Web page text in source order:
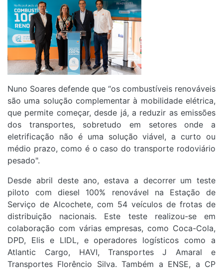
Nuno Soares defende que “os combustíveis renováveis
são uma solução complementar à mobilidade elétrica,
que permite começar, desde já, a reduzir as emissões
dos transportes, sobretudo em setores onde a
eletrificação não é uma solução viável, a curto ou
médio prazo, como é o caso do transporte rodoviário
pesado".
Desde abril deste ano, estava a decorrer um teste
piloto com diesel 100% renovável na Estação de
Serviço de Alcochete, com 54 veículos de frotas de
distribuição nacionais. Este teste realizou-se em
colaboração com várias empresas, como Coca-Cola,
DPD, Elis e LIDL, e operadores logísticos como a
Atlantic Cargo, HAVI, Transportes J Amaral e
Transportes Florêncio Silva. Também a ENSE, a CP